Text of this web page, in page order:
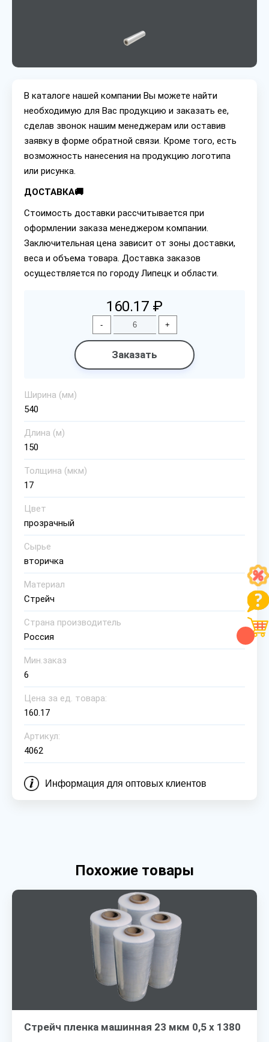
В каталоге нашей компании Вы можете найти
необходимую для Вас продукцию и заказать ее,
сделав звонок нашим менеджерам или оставив
заявку в форме обратной связи. Кроме того, есть
возможность нанесения на продукцию логотипа
или рисунка.
ДОСТАВКА🚚
Стоимость доставки рассчитывается при
оформлении заказа менеджером компании.
Заключительная цена зависит от зоны доставки,
веса и объема товара. Доставка заказов
осуществляется по городу Липецк и области.
160.17 ₽
- +
Заказать
Ширина (мм)
540
Длина (м)
150
Толщина (мкм)
17
Цвет
прозрачный
Сырье
вторичка
Материал
Стрейч
Страна производитель
Россия
Мин.заказ
6
Цена за ед. товара:
160.17
Артикул:
4062
Информация для оптовых клиентов
Похожие товары
Стрейч пленка машинная 23 мкм 0,5 х 1380